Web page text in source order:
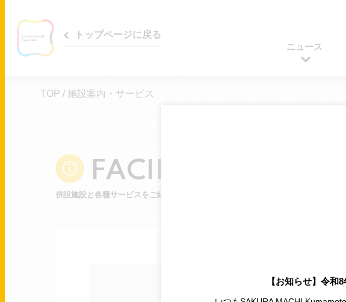
トップページに戻る
ニュース
TOP /施設案内・サービス
FACILITY&SERVICE
併設施設と各種サービスをご紹介
【お知らせ】令和